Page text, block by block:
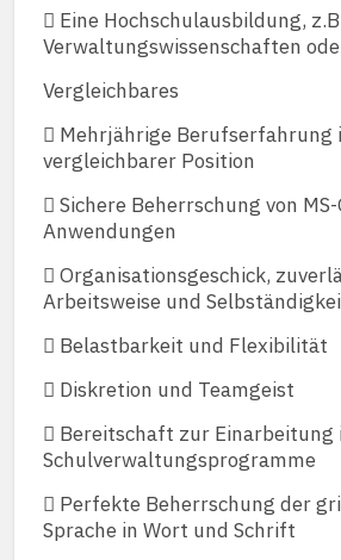
 Eine Hochschulausbildung,
Verwaltungswissenschaften
Vergleichbares
 Mehrjährige Berufserfahrung
vergleichbarer Position
 Sichere Beherrschung von
Anwendungen
 Organisationsgeschick,
Arbeitsweise und
 Belastbarkeit und Flexibilität
 Diskretion und Teamgeist
 Bereitschaft zur Einarbeitung
Schulverwaltungsprogramme
 Perfekte Beherrschung der
Sprache in Wort und Schrift